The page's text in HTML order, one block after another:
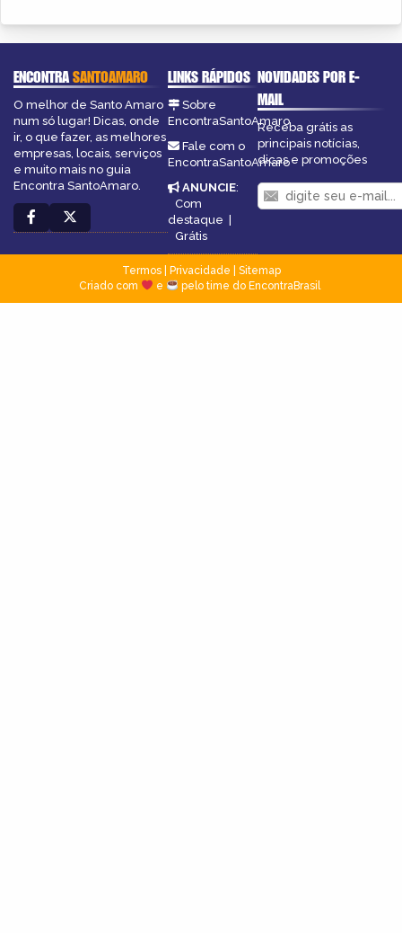
ENCONTRASANTOAMARO
O melhor de Santo Amaro
num só lugar! Dicas, onde
ir, o que fazer, as melhores
empresas, locais, serviços
e muito mais no guia
Encontra SantoAmaro.
LINKS RÁPIDOS
Sobre
EncontraSantoAmaro
Fale com o
EncontraSantoAmaro
ANUNCIE:
Com
destaque |
Grátis
NOVIDADES POR E-
MAIL
Receba grátis as
principais notícias,
dicas e promoções
Termos| Privacidade
Sitemap
Criado com
e pelo time do EncontraBrasil